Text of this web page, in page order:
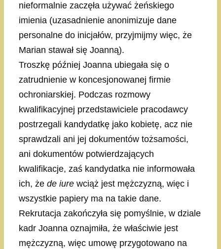
nieformalnie zaczęła używać żeńskiego
imienia (uzasadnienie anonimizuje dane
personalne do inicjałów, przyjmijmy więc, że
Marian stawał się Joanną).
Troszkę później Joanna ubiegała się o
zatrudnienie w koncesjonowanej firmie
ochroniarskiej. Podczas rozmowy
kwalifikacyjnej przedstawiciele pracodawcy
postrzegali kandydatkę jako kobietę, acz nie
sprawdzali ani jej dokumentów tożsamości,
ani dokumentów potwierdzających
kwalifikacje, zaś kandydatka nie informowała
ich, że de iure wciąż jest mężczyzną, więc i
wszystkie papiery ma na takie dane.
Rekrutacja zakończyła się pomyślnie, w dziale
kadr Joanna oznajmiła, że właściwie jest
mężczyzną, więc umowę przygotowano na